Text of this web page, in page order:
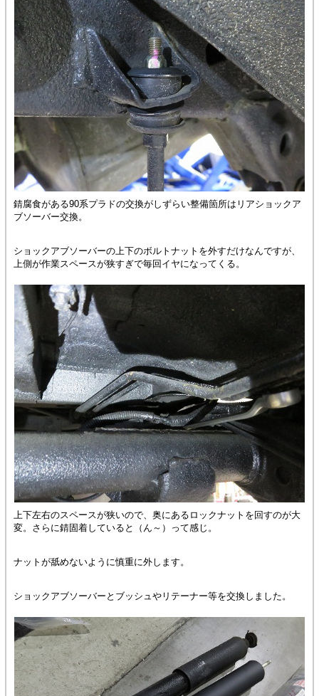
錆腐食がある90系プラドの交換がしずらい整備箇所はリアショックア
ブソーバー交換。
ショックアブソーバーの上下のボルトナットを外すだけなんですが、
上側が作業スペースが狭すぎで毎回イヤになってくる。
上下左右のスペースが狭いので、奥にあるロックナットを回すのが大
変。さらに錆固着していると（ん～）って感じ。
ナットが舐めないように慎重に外します。
ショックアブソーバーとブッシュやリテーナー等を交換しました。